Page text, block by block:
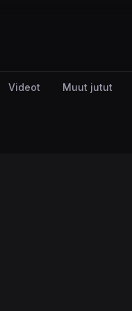
Videot Muut jutut